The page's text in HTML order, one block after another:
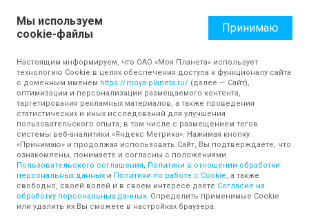
Правила сайтаРабота с cookie-файлами
Защита персональных данных
Обработка персональных данных
Мы используем
cookie-файлы
Принимаю
Настоящим информируем, что ОАО «Моя Планета» использует
технологию Cookie в целях обеспечения доступа к функционалу сайта
с доменным именем https://moya-planeta.ru/ (далее — Сайт),
оптимизации и персонализации размещаемого контента,
таргетирования рекламных материалов, а также проведения
статистических и иных исследований для улучшения
пользовательского опыта, в том числе с размещением тегов
системы веб-аналитики «Яндекс Метрика». Нажимая кнопку
«Принимаю» и продолжая использовать Сайт, Вы подтверждаете, что
ознакомлены, понимаете и согласны с положениями
Пользовательского соглашения, Политики в отношении обработки
персональных данных и Политики по работе с Cookie, а также
свободно, своей волей и в своем интересе даёте Согласие на
обработку персональных данных. Определить применимые Cookie
или удалить их Вы сможете в настройках браузера.